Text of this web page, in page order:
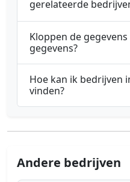
gerelateerde
Kloppen de
gegevens?
Hoe kan ik bedrijven
vinden?
Andere bedrijven